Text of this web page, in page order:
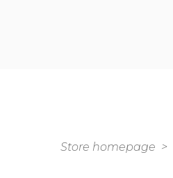
Store homepage